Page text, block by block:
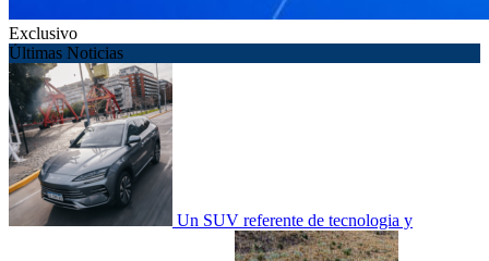
Exclusivo
Últimas Noticias
Un SUV referente de tecnologia y